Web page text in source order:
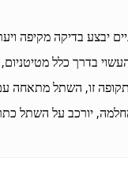
יבצע בדיקה מקיפה
בדרך כלל
זו, השתל מתאחה
יורכב על השתל